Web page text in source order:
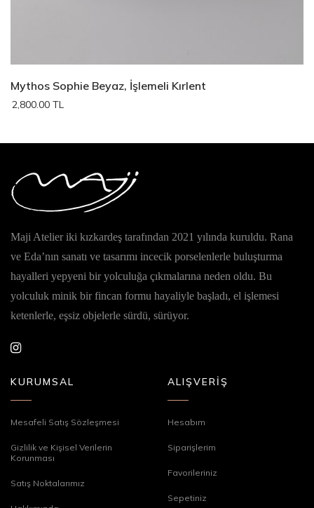
Mythos Sophie Beyaz, İşlemeli Kırlent
2,800.00 TL
Maji Atelier iki kızkardeş tarafından 2021 yılında kuruldu. Rana
ve Eda’nın sanatı ve tasarımı incecik porselenlerle buluşturma
hayalleri yepyeni bir yolculuğa çıkmalarına neden oldu. Bu
yolculuk minik bir fincan formu hayaliyle başladı, el işlemesi
ketenlerle, eşsiz objelerle sürdü, sürüyor.
KURUMSAL
Mesafeli Satış Sözleşmesi
Gizlilik ve Kişisel Verilerin
Korunması
Satış Noktalarımız
ALIŞVERİŞ
Hesabım
Siparişlerim
Favorileriniz
Sepetiniz